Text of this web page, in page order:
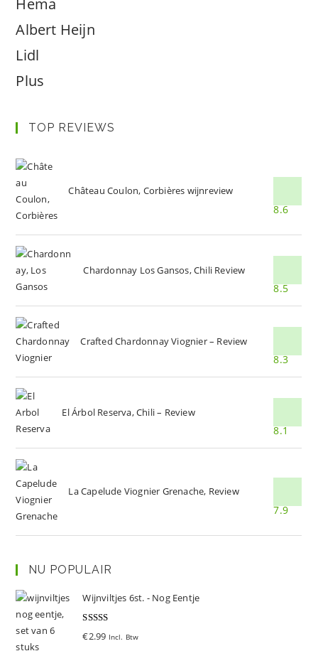
Hema
Albert Heijn
Lidl
Plus
TOP REVIEWS
Château Coulon, Corbières wijnreview
8.6
Chardonnay Los Gansos, Chili Review
8.5
Crafted Chardonnay Viognier – Review
8.3
El Árbol Reserva, Chili – Review
8.1
La Capelude Viognier Grenache, Review
7.9
NU POPULAIR
Wijnviltjes 6st. - Nog Eentje
Gewaardeer
€2.99 Incl. Btw